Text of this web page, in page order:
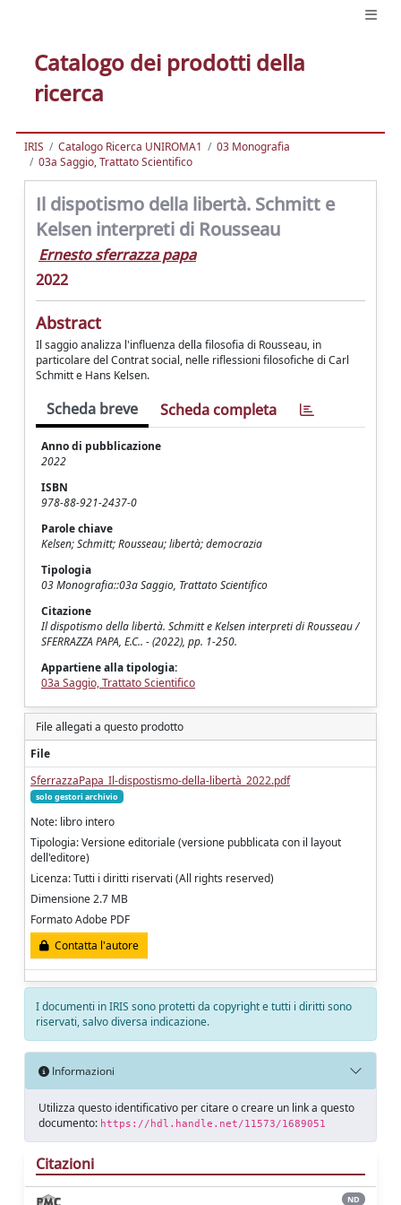
Catalogo dei prodotti della
ricerca
IRIS Catalogo Ricerca UNIROMA1
03 Monografia
03a Saggio, Trattato Scientifico
Il dispotismo della libertà. Schmitt e
Kelsen interpreti di Rousseau
Ernesto sferrazza papa
2022
Abstract
Il saggio analizza l'influenza della filosofia di Rousseau, in
particolare del Contrat social, nelle riflessioni filosofiche di Carl
Schmitt e Hans Kelsen.
Scheda breve Scheda completa
Anno di pubblicazione
2022
ISBN
978-88-921-2437-0
Parole chiave
Kelsen; Schmitt; Rousseau; libertà; democrazia
Tipologia
03 Monografia::03a Saggio, Trattato Scientifico
Citazione
Il dispotismo della libertà. Schmitt e Kelsen interpreti di Rousseau /
SFERRAZZA PAPA, E.C.. - (2022), pp. 1-250.
Appartiene alla tipologia:
03a Saggio, Trattato Scientifico
File allegati a questo prodotto
File
SferrazzaPapa_Il-dispostismo-della-libertà_2022.pdf
solo gestori archivio
Note: libro intero
Tipologia: Versione editoriale (versione pubblicata con il layout
dell'editore)
Licenza: Tutti i diritti riservati (All rights reserved)
Dimensione 2.7 MB
Formato Adobe PDF
Contatta l'autore
I documenti in IRIS sono protetti da copyright e tutti i diritti sono
riservati, salvo diversa indicazione.
Informazioni
Utilizza questo identificativo per citare o creare un link a questo
documento: https://hdl.handle.net/11573/1689051
Citazioni
ND